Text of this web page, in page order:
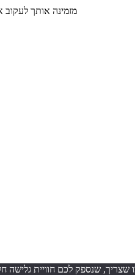
מזמינה אותך